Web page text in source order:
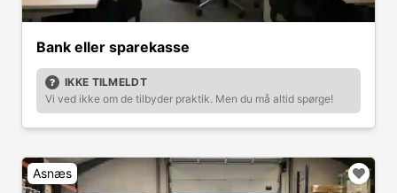
Bank eller sparekasse
IKKE TILMELDT
Vi ved ikke om de tilbyder praktik. Men du må altid spørge!
Asnæs